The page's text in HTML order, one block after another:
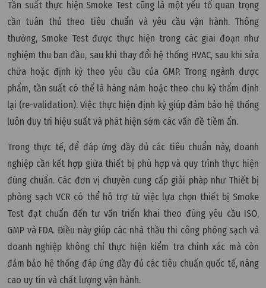
Tần suất thực hiện Smoke Test cũng là một yếu tố quan trọng
cần tuân thủ theo tiêu chuẩn và yêu cầu vận hành. Thông
thường, Smoke Test được thực hiện trong các giai đoạn như
nghiệm thu ban đầu, sau khi thay đổi hệ thống HVAC, sau khi sửa
chữa hoặc định kỳ theo yêu cầu của GMP. Trong ngành dược
phẩm, tần suất có thể là hàng năm hoặc theo chu kỳ thẩm định
lại (re-validation). Việc thực hiện định kỳ giúp đảm bảo hệ thống
luôn duy trì hiệu suất và phát hiện sớm các vấn đề tiềm ẩn.
Trong thực tế, để đáp ứng đầy đủ các tiêu chuẩn này, doanh
nghiệp cần kết hợp giữa thiết bị phù hợp và quy trình thực hiện
đúng chuẩn. Các đơn vị chuyên cung cấp giải pháp như Thiết bị
phòng sạch VCR có thể hỗ trợ từ việc lựa chọn thiết bị Smoke
Test đạt chuẩn đến tư vấn triển khai theo đúng yêu cầu ISO,
GMP và FDA. Điều này giúp các nhà thầu thi công phòng sạch và
doanh nghiệp không chỉ thực hiện kiểm tra chính xác mà còn
đảm bảo hệ thống đáp ứng đầy đủ các tiêu chuẩn quốc tế, nâng
cao uy tín và chất lượng vận hành.